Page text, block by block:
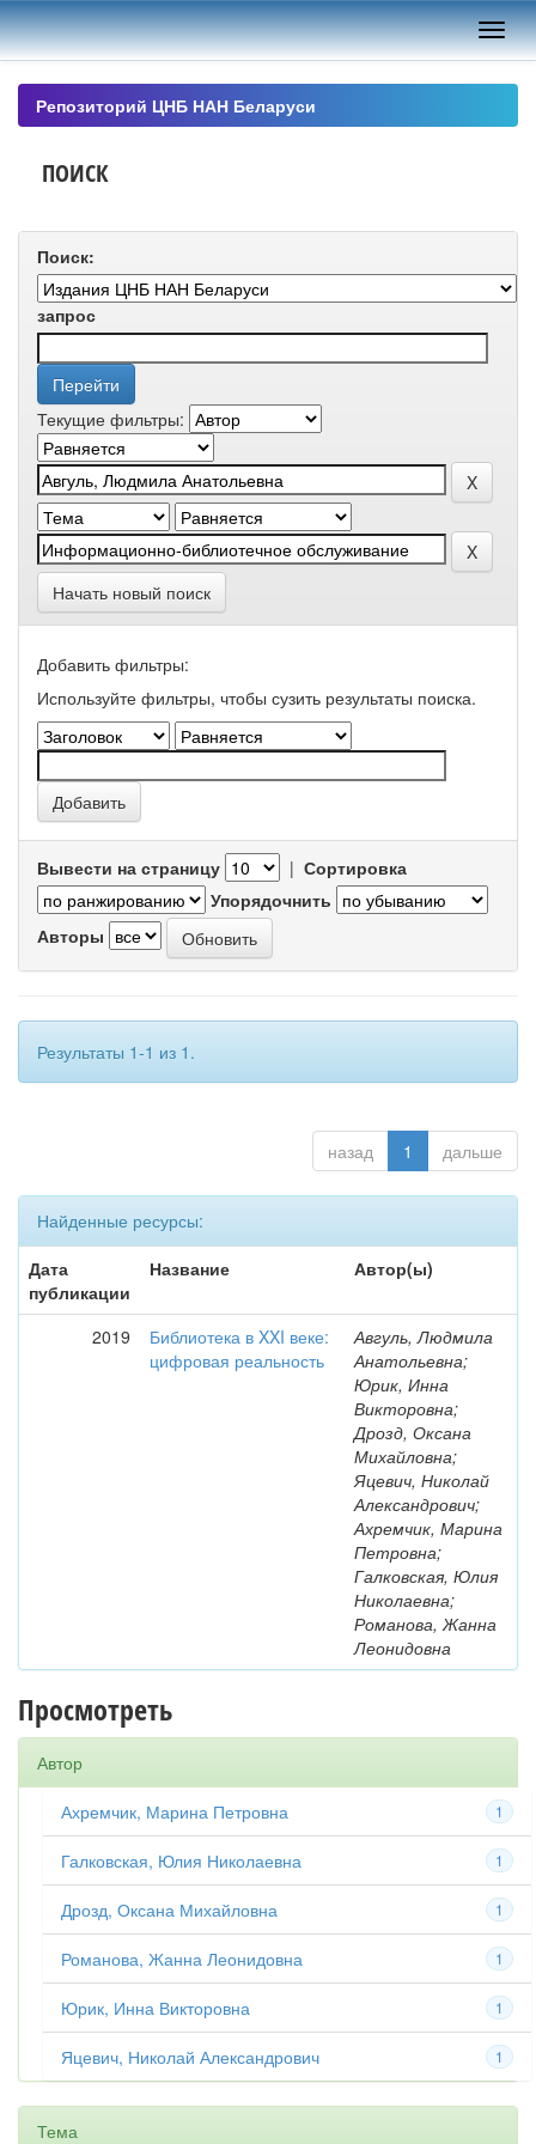
Skip
navigation
Репозиторий ЦНБ НАН Беларуси
ПОИСК
Поиск:
запрос
Текущие фильтры:
Начать новый поиск
Добавить фильтры:
Используйте фильтры, чтобы сузить результаты поиска.
Вывести на страницу | Сортировка
Упорядочнить
Авторы
Результаты 1-1 из 1.
назад 1 дальше
Найденные ресурсы:
Дата
публикации
Название Автор(ы)
2019
Библиотека в XXI веке:
цифровая реальность
Авгуль, Людмила
Анатольевна;
Юрик, Инна
Викторовна;
Дрозд, Оксана
Михайловна;
Яцевич, Николай
Александрович;
Ахремчик, Марина
Петровна;
Галковская, Юлия
Николаевна;
Романова, Жанна
Леонидовна
Просмотреть
Автор
1
Ахремчик, Марина Петровна
1
Галковская, Юлия Николаевна
1
Дрозд, Оксана Михайловна
1
Романова, Жанна Леонидовна
1
Юрик, Инна Викторовна
1
Яцевич, Николай Александрович
Тема